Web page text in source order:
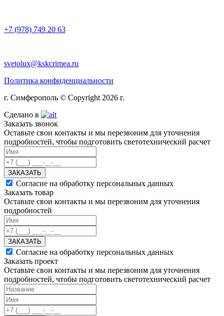
+7 (978) 749 20 63
svetolux@kskcrimea.ru
Политика конфиденциальности
г. Симферополь © Copyright 2026 г.
Сделано в
Заказать звонок
Оставьте свои контакты и мы перезвоним для уточнения
подробностей, чтобы подготовить светотехнический расчет
ЗАКАЗАТЬ
Согласие на обработку персональных данных
Заказать товар
Оставьте свои контакты и мы перезвоним для уточнения
подробностей
ЗАКАЗАТЬ
Согласие на обработку персональных данных
Заказать проект
Оставьте свои контакты и мы перезвоним для уточнения
подробностей, чтобы подготовить светотехнический расчет